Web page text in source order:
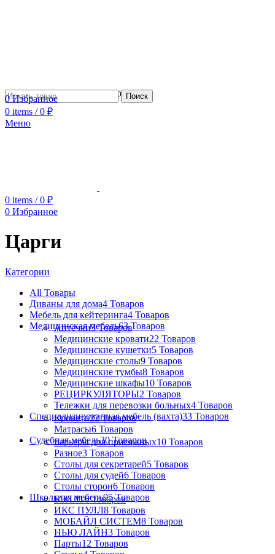
Сотрудничество с дизайнерамиПоиск
0Избранное
0 items / 0 ₽
Меню
0 items / 0 ₽
0 Избранное
Царги
Категории
All Товары
Диваны для дома4 Товаров
Мебель для кейтеринга4 Товаров
Медицинская мебель63 Товаров
Аптечки3 Товаров
Медицинские кровати22 Товаров
Медицинские кушетки5 Товаров
Медицинские столы9 Товаров
Медицинские тумбы8 Товаров
Медицинские шкафы10 Товаров
РЕЦИРКУЛЯТОРЫ2 Товаров
Тележки для перевозки больных4 Товаров
Специализированная мебель (вахта)33 Товаров
Кровати22 Товаров
Матрасы6 Товаров
Судебная мебель30 Товаров
Барьеры для присяжных10 Товаров
Разное3 Товаров
Столы для секретарей5 Товаров
Столы для судей6 Товаров
Столы сторон6 Товаров
Школьная мебель95 Товаров
БЭЛЛ16 Товаров
ИКС ПУЛЛ8 Товаров
МОБАЙЛ СИСТЕМ8 Товаров
НЬЮ ЛАЙН3 Товаров
Парты12 Товаров